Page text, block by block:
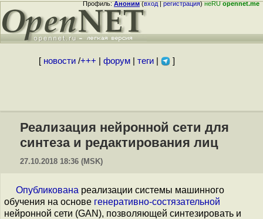
Профиль:Аноним(вход|регистрация)неRUopennet.me
[ новости/+++ форум| теги| ]
Реализация нейронной сети для
синтеза и редактирования лиц
27.10.2018 18:36 (MSK)
Опубликована реализации системы машинного
обучения на основе генеративно-состязательной
нейронной сети (GAN), позволяющей синтезировать и